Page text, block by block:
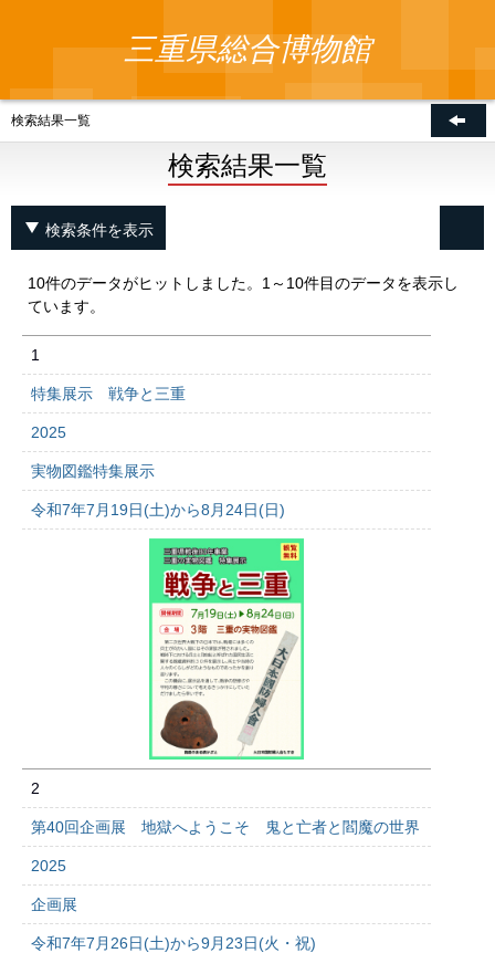
三重県総合博物館
検索結果一覧
検索結果一覧
検索条件を表示
10件のデータがヒットしました。1～10件目のデータを表示し
ています。
1
特集展示 戦争と三重
2025
実物図鑑特集展示
令和7年7月19日(土)から8月24日(日)
2
第40回企画展 地獄へようこそ 鬼と亡者と閻魔の世界
2025
企画展
令和7年7月26日(土)から9月23日(火・祝)